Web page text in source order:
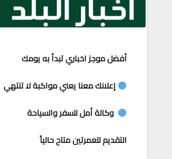
أفضل موجز اخباري تبدأ به يومك
إعلانك معنا يعني مواكبة لا تنتهي
وكالة أمل للسفر والسياحة
التقديم للعمرتين متاح حالياً